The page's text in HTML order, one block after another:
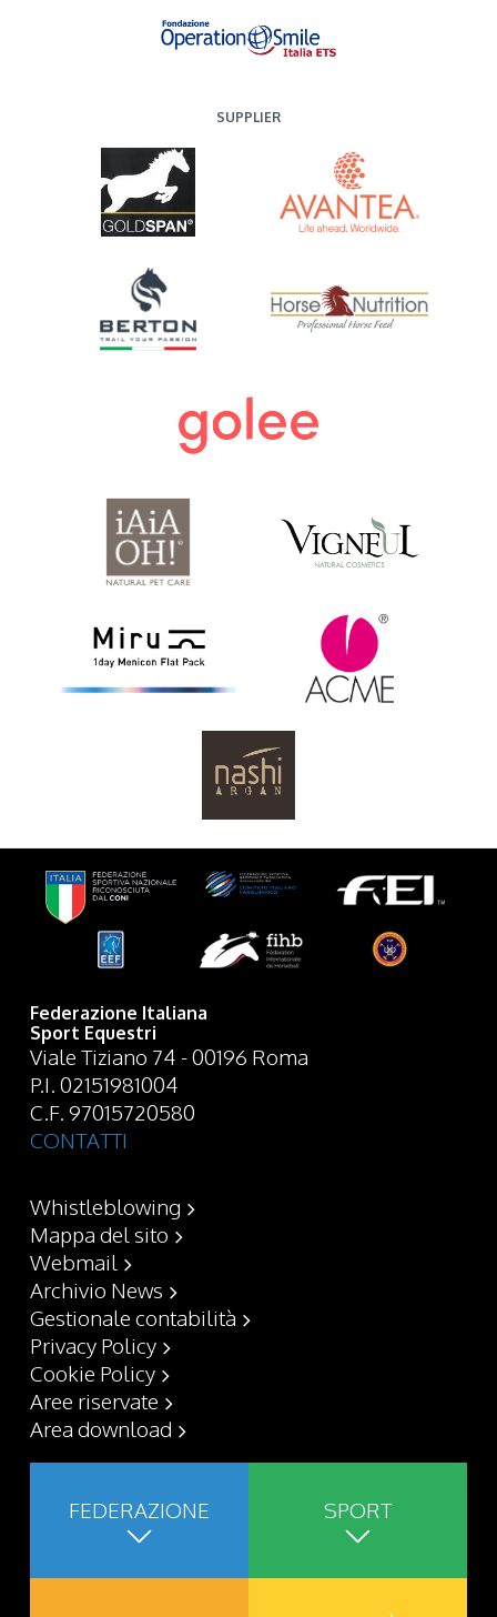
SUPPLIER
Federazione Italiana
Sport Equestri
Viale Tiziano 74 - 00196 Roma
P.I. 02151981004
C.F. 97015720580
CONTATTI
Whistleblowing
Mappa del sito
Webmail
Archivio News
Gestionale contabilità
Privacy Policy
Cookie Policy
Aree riservate
Area download
FEDERAZIONE SPORT